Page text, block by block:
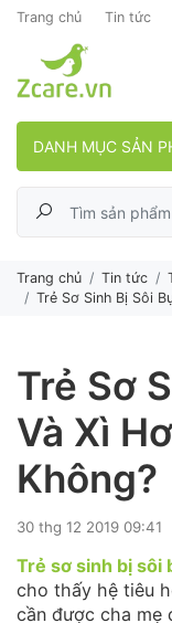
menu
Trang chủ Tin tức
DANH MỤC SẢN
Trang chủ Tin tức
Trẻ Sơ Sinh Bị Sôi
Trẻ Sơ
Và Xì
Không?
30 thg 12 2019 09:41
Trẻ sơ sinh bị sôi
cho thấy hệ tiêu
cần được cha mẹ